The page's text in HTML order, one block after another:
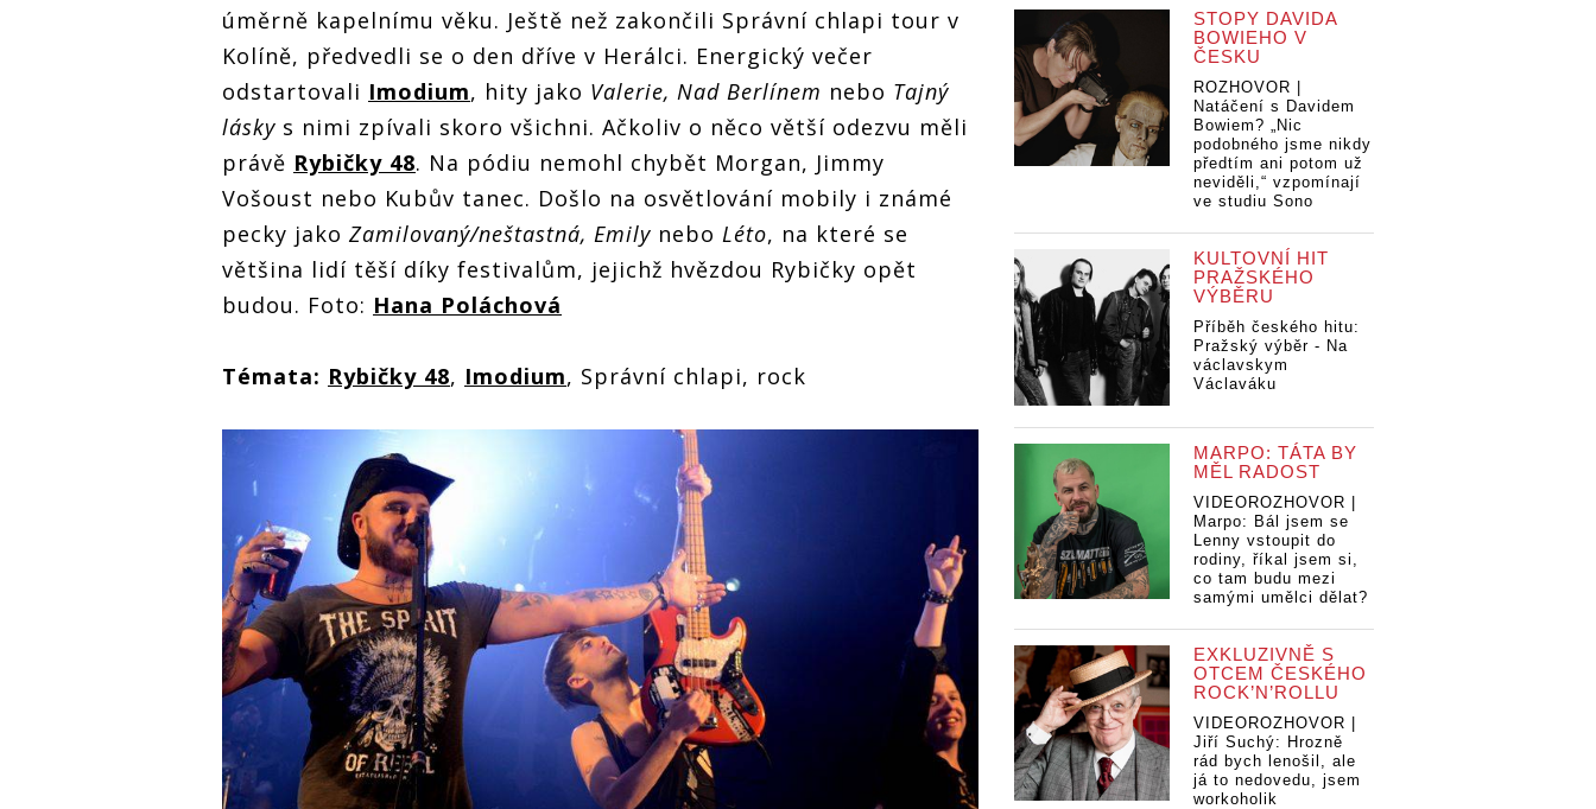
úměrně kapelnímu věku. Ještě než zakončili Správní chlapi tour v
Kolíně, předvedli se o den dříve v Herálci. Energický večer
odstartovali Imodium, hity jako Valerie, Nad Berlínem nebo Tajný
lásky s nimi zpívali skoro všichni. Ačkoliv o něco větší odezvu měli
právě Rybičky 48. Na pódiu nemohl chybět Morgan, Jimmy
Vošoust nebo Kubův tanec. Došlo na osvětlování mobily i známé
pecky jako Zamilovaný/neštastná, Emily nebo Léto, na které se
většina lidí těší díky festivalům, jejichž hvězdou Rybičky opět
budou. Foto: Hana Poláchová
Témata: Rybičky 48, Imodium, Správní chlapi, rock
STOPY DAVIDA
BOWIEHO V
ČESKU
ROZHOVOR |
Natáčení s Davidem
Bowiem? „Nic
podobného jsme nikdy
předtím ani potom už
neviděli,“ vzpomínají
ve studiu Sono
KULTOVNÍ HIT
PRAŽSKÉHO
VÝBĚRU
Příběh českého hitu:
Pražský výběr - Na
václavskym
Václaváku
MARPO: TÁTA BY
MĚL RADOST
VIDEOROZHOVOR |
Marpo: Bál jsem se
Lenny vstoupit do
rodiny, říkal jsem si,
co tam budu mezi
samými umělci dělat?
EXKLUZIVNĚ S
OTCEM ČESKÉHO
ROCK’N’ROLLU
VIDEOROZHOVOR |
Jiří Suchý: Hrozně
rád bych lenošil, ale
já to nedovedu, jsem
workoholik